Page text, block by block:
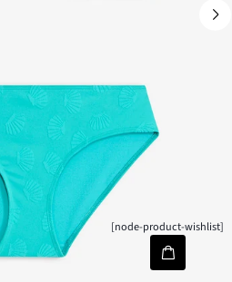
[node-product-wishlist]